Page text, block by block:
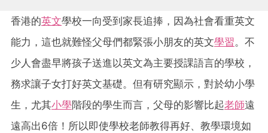
香港的英文學校一向受到家長追捧，因為社會看重英文
能力，這也就難怪父母們都緊張小朋友的英文學習。不
少人會盡早將孩子送進以英文為主要授課語言的學校，
務求讓子女打好英文基礎。但有研究顯示，對於幼小學
生，尤其小學階段的學生而言，父母的影響比起老師遠
遠高出6倍！所以即使學校老師教得再好、教學環境如